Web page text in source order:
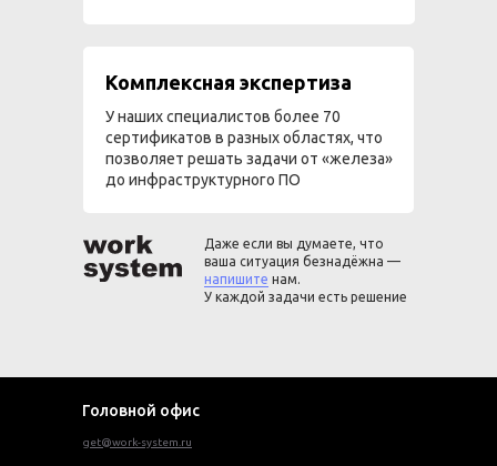
Комплексная экспертиза
У наших специалистов более 70
сертификатов в разных областях, что
позволяет решать задачи от «железа»
до инфраструктурного ПО
Даже если вы думаете, что
ваша ситуация безнадёжна —
напишите нам.
У каждой задачи есть решение
get@work-system.ru
Головной офис